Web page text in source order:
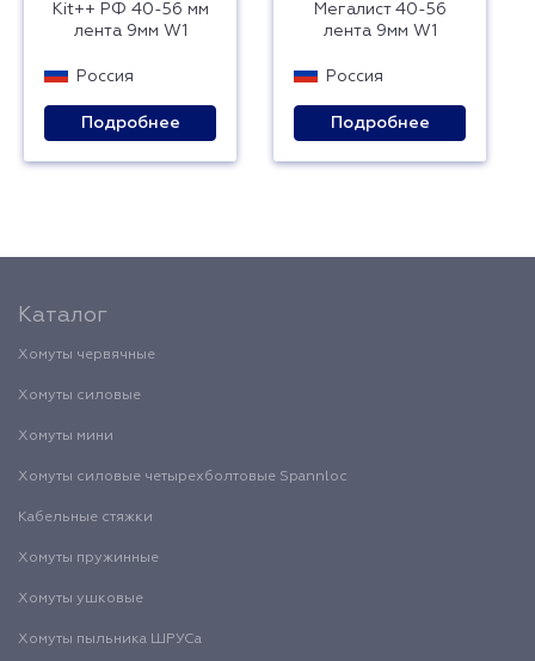
Kit++ РФ 40-56 мм
лента 9мм W1
Россия
Подробнее
Мегалист 40-56
лента 9мм W1
Россия
Подробнее
Каталог
Хомуты червячные
Хомуты силовые
Хомуты мини
Хомуты силовые четырехболтовые Spannloc
Кабельные стяжки
Хомуты пружинные
Хомуты ушковые
Хомуты пыльника ШРУСа